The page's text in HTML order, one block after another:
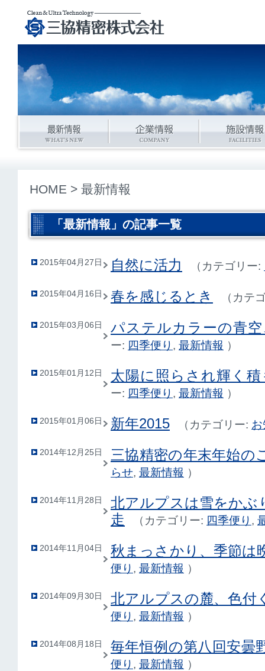
HOME > 最新情報
「最新情報」の記事一覧
2015年04月27日 自然に活力 （ カテゴリー:
2015年04月16日 春を感じるとき （ カテ
2015年03月06日 パステルカラーの青
ー: 四季便り , 最新情報 ）
2015年01月12日 太陽に照らされ輝く
ー: 四季便り , 最新情報 ）
2015年01月06日 新年2015 （ カテゴリー:
2014年12月25日 三協精密の年末年始の
らせ, 最新情報 ）
2014年11月28日
北アルプスは雪をかぶ
走
（ カテゴリー: 四季便り ,
2014年11月04日 秋まっさかり、季節は
便り , 最新情報 ）
2014年09月30日 北アルプスの麓、色付
便り , 最新情報 ）
2014年08月18日 毎年恒例の第八回安曇
便り , 最新情報 ）